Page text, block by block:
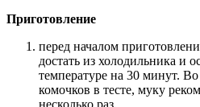
Приготовление
перед началом
достать из холодильника и
температуре на 30 минут.
комочков в тесте, муку